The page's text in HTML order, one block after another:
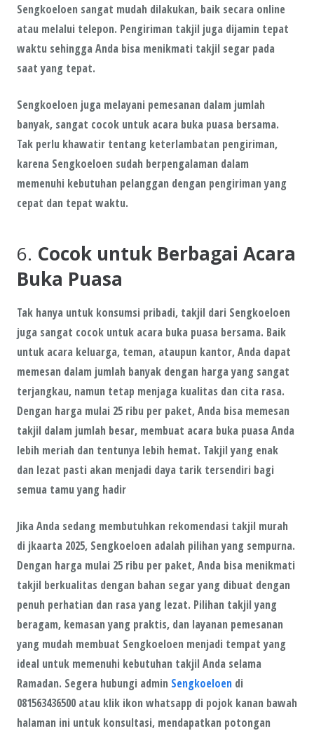
Sengkoeloen sangat mudah dilakukan, baik secara online
atau melalui telepon. Pengiriman takjil juga dijamin tepat
waktu sehingga Anda bisa menikmati takjil segar pada
saat yang tepat.
Sengkoeloen juga melayani pemesanan dalam jumlah
banyak, sangat cocok untuk acara buka puasa bersama.
Tak perlu khawatir tentang keterlambatan pengiriman,
karena Sengkoeloen sudah berpengalaman dalam
memenuhi kebutuhan pelanggan dengan pengiriman yang
cepat dan tepat waktu.
6. Cocok untuk Berbagai Acara
Buka Puasa
Tak hanya untuk konsumsi pribadi, takjil dari Sengkoeloen
juga sangat cocok untuk acara buka puasa bersama. Baik
untuk acara keluarga, teman, ataupun kantor, Anda dapat
memesan dalam jumlah banyak dengan harga yang sangat
terjangkau, namun tetap menjaga kualitas dan cita rasa.
Dengan harga mulai 25 ribu per paket, Anda bisa memesan
takjil dalam jumlah besar, membuat acara buka puasa Anda
lebih meriah dan tentunya lebih hemat. Takjil yang enak
dan lezat pasti akan menjadi daya tarik tersendiri bagi
semua tamu yang hadir
Jika Anda sedang membutuhkan rekomendasi takjil murah
di jkaarta 2025, Sengkoeloen adalah pilihan yang sempurna.
Dengan harga mulai 25 ribu per paket, Anda bisa menikmati
takjil berkualitas dengan bahan segaryang dibuat dengan
penuh perhatian dan rasa yang lezat. Pilihan takjil yang
beragam, kemasan yang praktis, dan layanan pemesanan
yang mudah membuat Sengkoeloen menjadi tempat yang
ideal untuk memenuhi kebutuhan takjil Anda selama
Ramadan. Segera hubungi admin Sengkoeloen di
081563436500 atau klik ikon whatsapp di pojok kanan bawah
halaman ini untuk konsultasi, mendapatkan potongan